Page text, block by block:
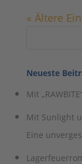
« Ältere
Neueste
Mit
Mit Sunlight
Eine